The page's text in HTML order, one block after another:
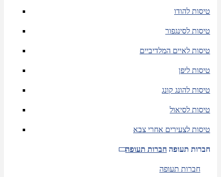
טיסות להודו
טיסות לסינגפור
טיסות לאיים המלדיביים
טיסות ליפן
טיסות להונג קונג
טיסות לסיאול
טיסות לצעירים אחרי צבא
חברות תעופה חברות תעופה
חברות תעופה